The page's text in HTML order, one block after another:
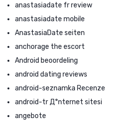
anastasiadate fr review
anastasiadate mobile
AnastasiaDate seiten
anchorage the escort
Android beoordeling
android dating reviews
android-seznamka Recenze
android-tr Д°nternet sitesi
angebote